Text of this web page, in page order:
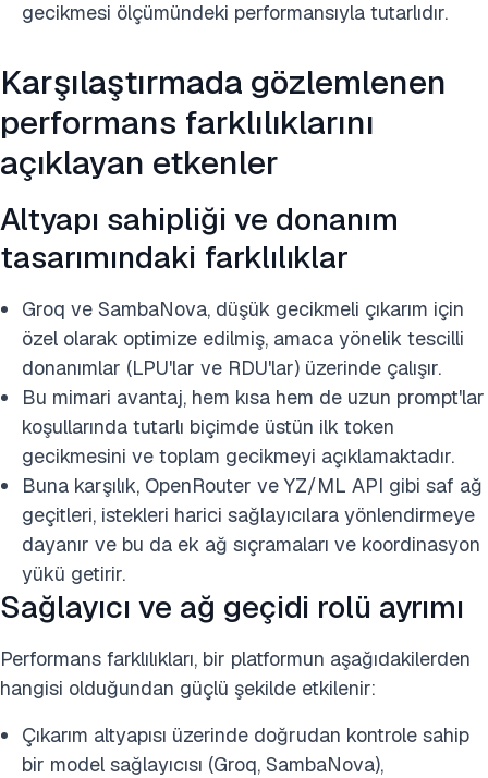
gecikmesi ölçümündeki performansıyla tutarlıdır.
Karşılaştırmada gözlemlenen
performans farklılıklarını
açıklayan etkenler
Altyapı sahipliği ve donanım
tasarımındaki farklılıklar
Groq ve SambaNova, düşük gecikmeli çıkarım için
özel olarak optimize edilmiş, amaca yönelik tescilli
donanımlar (LPU'lar ve RDU'lar) üzerinde çalışır.
Bu mimari avantaj, hem kısa hem de uzun prompt'lar
koşullarında tutarlı biçimde üstün ilk token
gecikmesini ve toplam gecikmeyi açıklamaktadır.
Buna karşılık, OpenRouter ve YZ/ML API gibi saf ağ
geçitleri, istekleri harici sağlayıcılara yönlendirmeye
dayanır ve bu da ek ağ sıçramaları ve koordinasyon
yükü getirir.
Sağlayıcı ve ağ geçidi rolü ayrımı
Performans farklılıkları, bir platformun aşağıdakilerden
hangisi olduğundan güçlü şekilde etkilenir:
Çıkarım altyapısı üzerinde doğrudan kontrole sahip
bir model sağlayıcısı (Groq, SambaNova),